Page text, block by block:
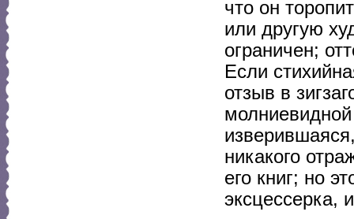
что он
или другую
ограничен;
Если
отзыв в
никакого
его книг; но
эксцессерка,